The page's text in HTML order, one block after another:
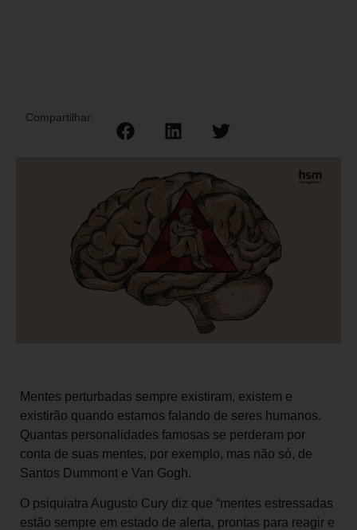
Compartilhar:
Mentes perturbadas sempre existiram, existem e
existirão quando estamos falando de seres humanos.
Quantas personalidades famosas se perderam por
conta de suas mentes, por exemplo, mas não só, de
Santos Dummont e Van Gogh.
O psiquiatra Augusto Cury diz que “mentes estressadas
estão sempre em estado de alerta, prontas para reagir e